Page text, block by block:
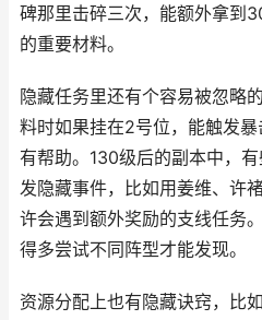
碑那里击碎三次，能额外拿到
的重要材料。
隐藏任务里还有个容易被忽略
料时如果挂在2号位，能触发
有帮助。130级后的副本中，
发隐藏事件，比如用姜维、许
许会遇到额外奖励的支线任务
得多尝试不同阵型才能发现。
资源分配上也有隐藏诀窍，比